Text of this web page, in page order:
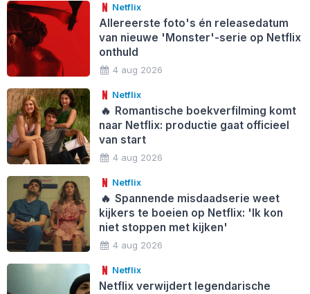
Netflix
Allereerste foto's én releasedatum
van nieuwe 'Monster'-serie op Netflix
onthuld
4 aug 2026
Netflix
🔥 Romantische boekverfilming komt
naar Netflix: productie gaat officieel
van start
4 aug 2026
Netflix
🔥 Spannende misdaadserie weet
kijkers te boeien op Netflix: 'Ik kon
niet stoppen met kijken'
4 aug 2026
Netflix
Netflix verwijdert legendarische